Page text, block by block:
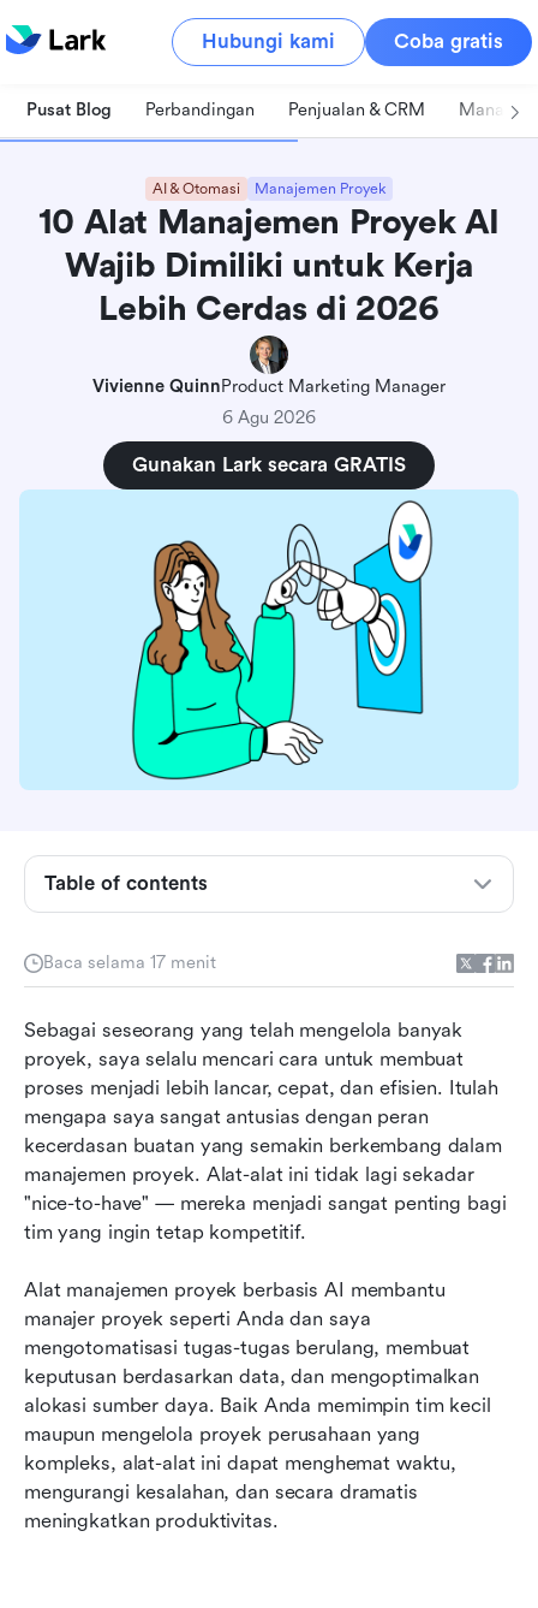
Hubungi kami Coba gratis
Pusat Blog Perbandingan Penjualan & CRM
AI & Otomasi Manajemen Proyek
10 Alat Manajemen Proyek AI
Wajib Dimiliki untuk Kerja
Lebih Cerdas di 2026
Vivienne QuinnProduct Marketing Manager
6 Agu 2026
Gunakan Lark secara GRATIS
Baca selama 17 menit
Sebagai seseorang yang telah mengelola banyak
proyek, saya selalu mencari cara untuk membuat
proses menjadi lebih lancar, cepat, dan efisien. Itulah
mengapa saya sangat antusias dengan peran
kecerdasan buatan yang semakin berkembang dalam
manajemen proyek. Alat-alat ini tidak lagi sekadar
"nice-to-have" — mereka menjadi sangat penting bagi
tim yang ingin tetap kompetitif.
Alat manajemen proyek berbasis AI membantu
manajer proyek seperti Anda dan saya
mengotomatisasi tugas-tugas berulang, membuat
keputusan berdasarkan data, dan mengoptimalkan
alokasi sumber daya. Baik Anda memimpin tim kecil
maupun mengelola proyek perusahaan yang
kompleks, alat-alat ini dapat menghemat waktu,
mengurangi kesalahan, dan secara dramatis
meningkatkan produktivitas.
Table of contents
Apa itu alat manajemen proyek AI dan mengapa
Fitur inti dari alat manajemen proyek AI
10 Alat manajemen proyek AI teratas untuk
tahun 2026
Memilih alat manajemen proyek AI yang tepat
untuk tim Anda
Tren dalam manajemen proyek AI untuk tahun
Kesimpulan
FAQ